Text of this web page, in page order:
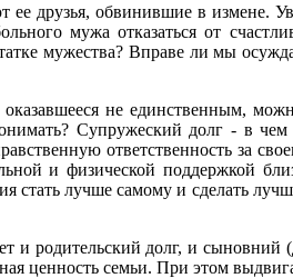
друзья, обвинившие в измене.
мужа отказаться от
мужества? Вправе ли мы
не единственным,
Супружеский долг - в
ответственность за
и физической поддержкой
лучше самому и сделать
родительский долг, и сыновний
ценность семьи. При этом